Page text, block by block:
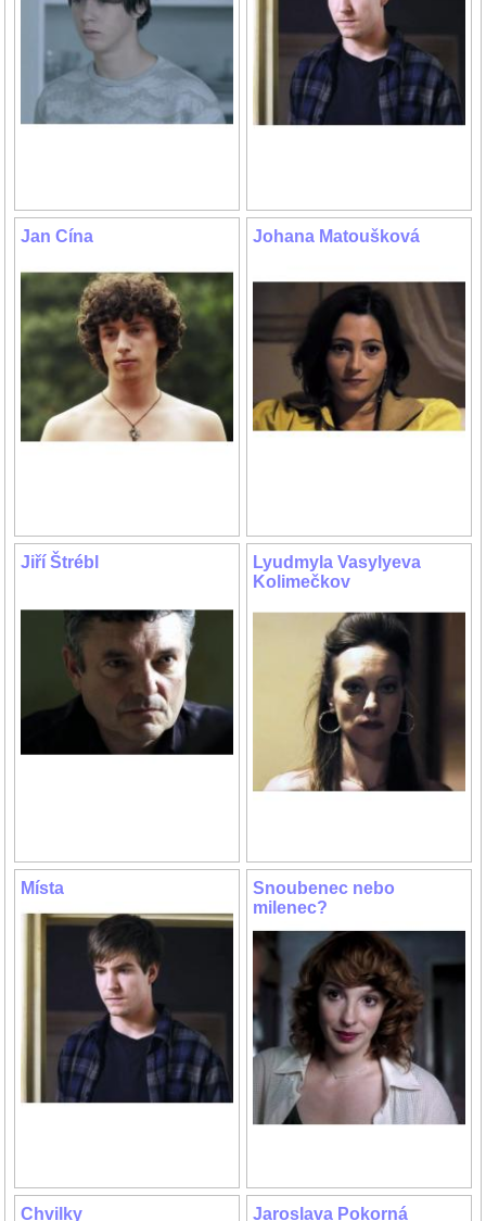
Jan Cína Johana Matoušková
Jiří Štrébl
Lyudmyla Vasylyeva
Kolimečkov
Místa
Snoubenec nebo
milenec?
Chvilky Jaroslava Pokorná